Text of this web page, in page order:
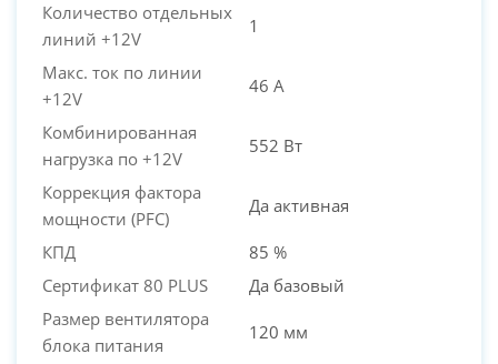
Количество отдельных
линий +12V
1
Макс. ток по линии
+12V
46 А
Комбинированная
нагрузка по +12V
552 Вт
Коррекция фактора
мощности (PFC)
Да активная
КПД
85 %
Сертификат 80 PLUS
Да базовый
Размер вентилятора
блока питания
120 мм